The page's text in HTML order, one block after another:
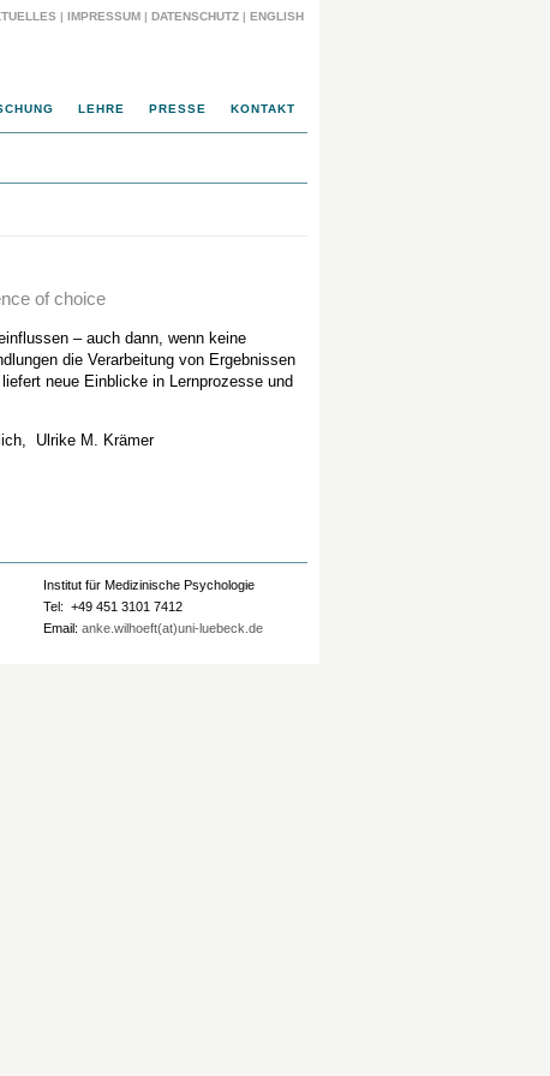
| IMPRESSUM | DATENSCHUTZ | ENGLISH
LEHRE PRESSE KONTAKT
of choice
– auch dann, wenn keine
die Verarbeitung von Ergebnissen
neue Einblicke in Lernprozesse und
Ulrike M. Krämer
Institut für Medizinische Psychologie
Tel: +49 451 3101 7412
Email: anke.wilhoeft(at)uni-luebeck.de